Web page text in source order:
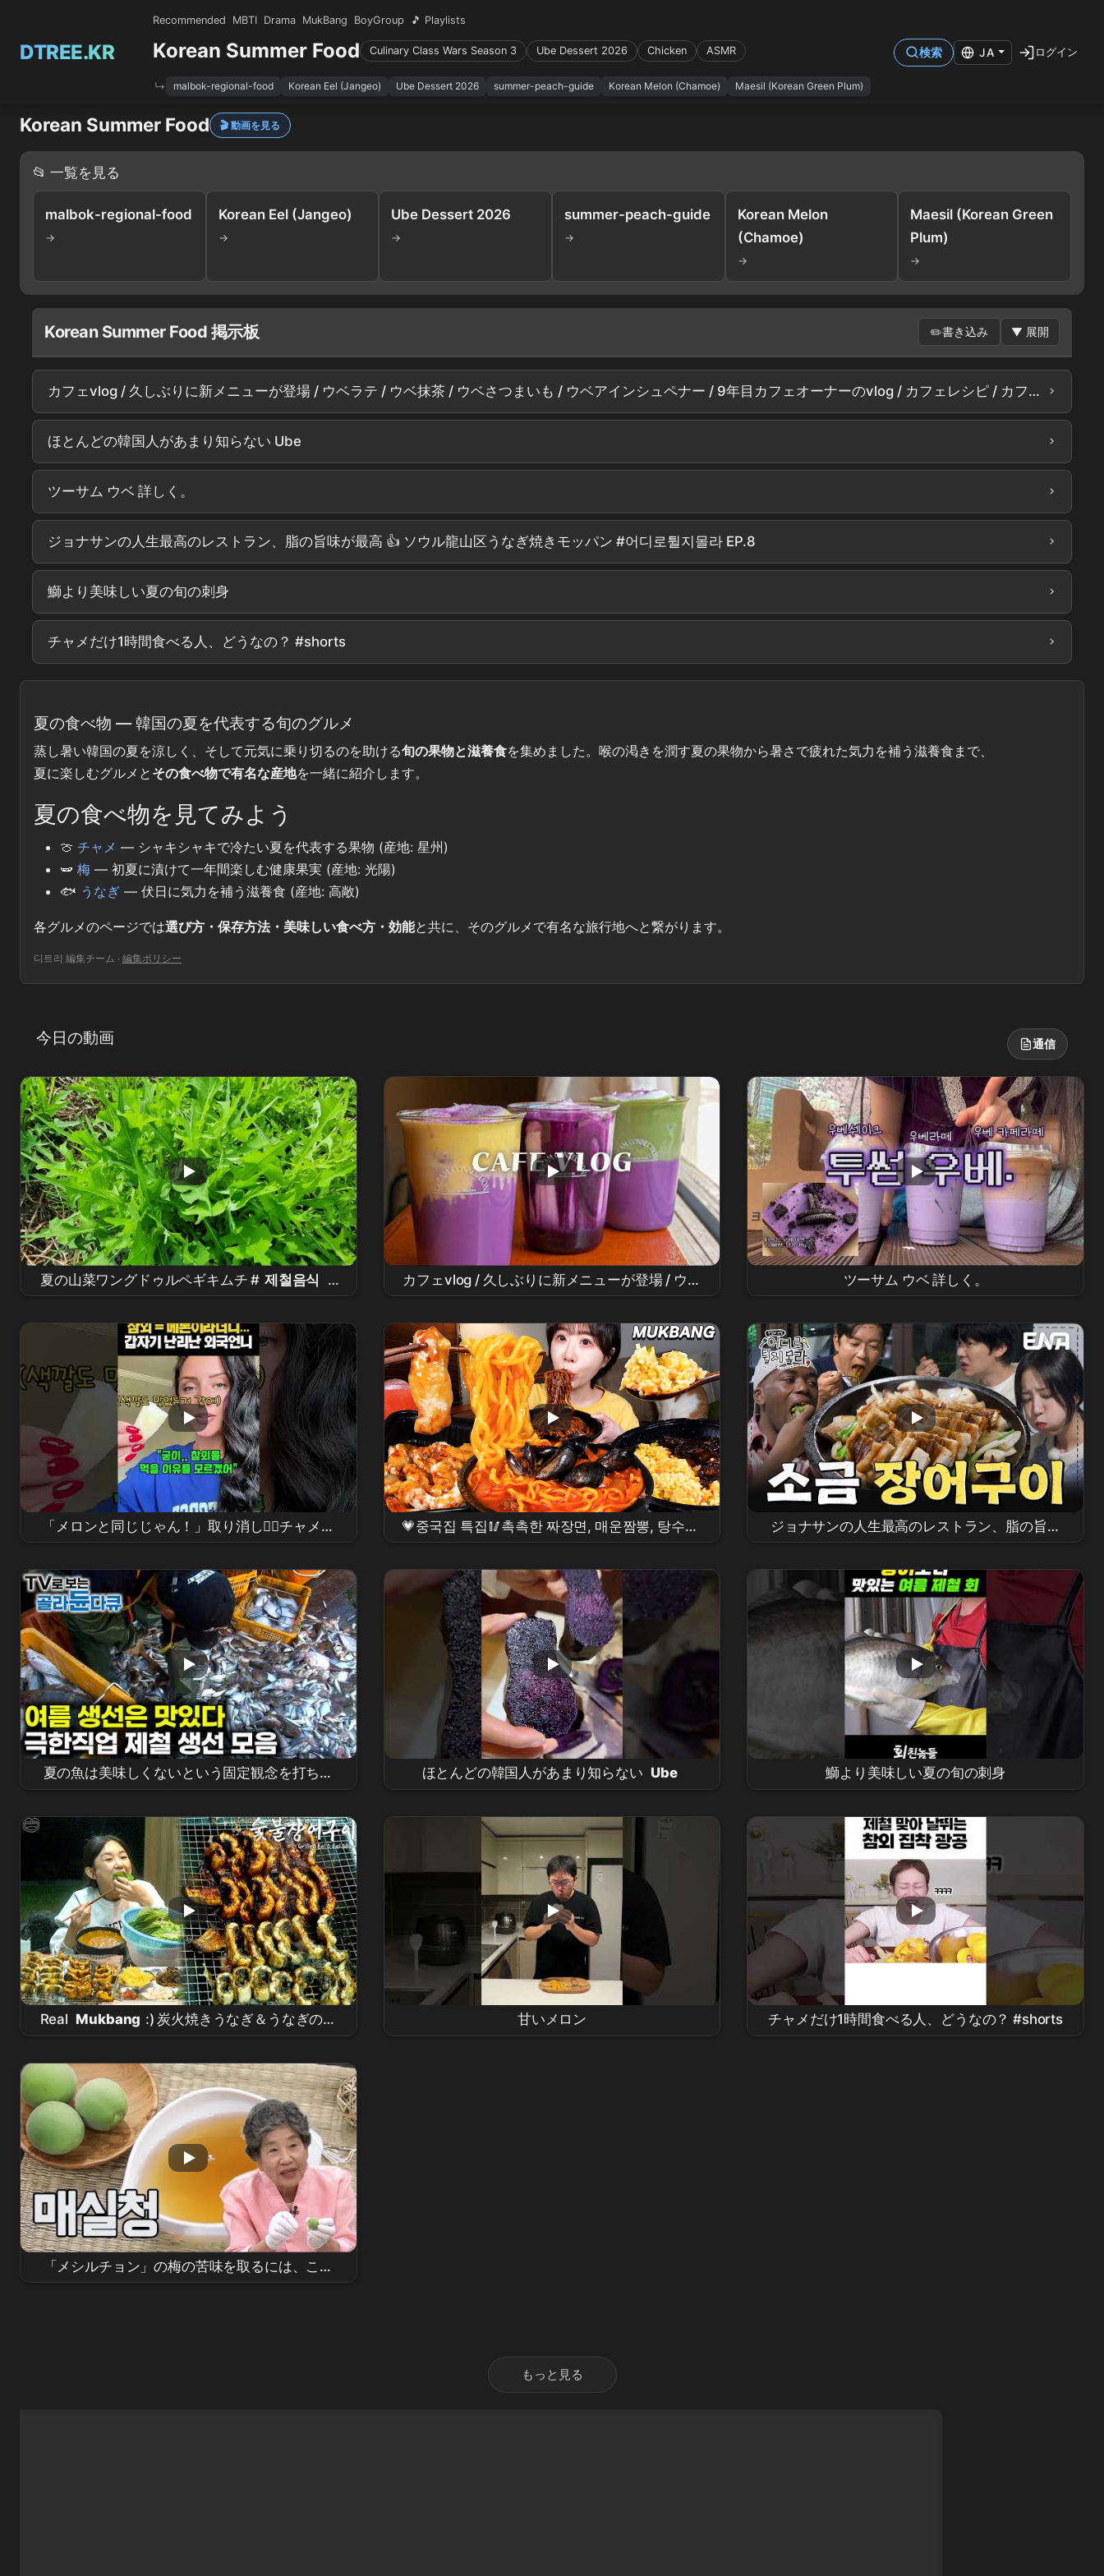
DTREE.KR
Recommended MBTI Drama MukBang BoyGroup 🎵 Playlists
Korean Summer Food Culinary Class Wars Season 3 Ube Dessert 2026 Chicken ASMR
malbok-regional-food Korean Eel (Jangeo) Ube Dessert 2026 summer-peach-guide Korean Melon (Chamoe) Maesil (Korean Green Plum)
検索 JA ログイン
Korean Summer Food 🎬 動画を見る
📂 一覧を見る
malbok-regional-food
→
Korean Eel (Jangeo)
→
Ube Dessert 2026
→
summer-peach-guide
→
Korean Melon
(Chamoe)
→
Maesil (Korean Green
Plum)
→
Korean Summer Food 掲示板 ✏️書き込み ▼ 展開
カフェvlog / 久しぶりに新メニューが登場 / ウベラテ / ウベ抹茶 / ウベさつまいも / ウベアインシュペナー / 9年目カフェオーナーのvlog / カフェレシピ / カフェドリンク / カフェメニュー ›
ほとんどの韓国人があまり知らない Ube ›
ツーサム ウベ 詳しく。 ›
ジョナサンの人生最高のレストラン、脂の旨味が最高 👍 ソウル龍山区うなぎ焼きモッパン #어디로튈지몰라 EP.8 ›
鰤より美味しい夏の旬の刺身 ›
チャメだけ1時間食べる人、どうなの？ #shorts ›
夏の食べ物 — 韓国の夏を代表する旬のグルメ
蒸し暑い韓国の夏を涼しく、そして元気に乗り切るのを助ける旬の果物と滋養食を集めました。喉の渇きを潤す夏の果物から暑さで疲れた気力を補う滋養食まで、
夏に楽しむグルメと その食べ物で有名な産地を一緒に紹介します。
夏の食べ物を見てみよう
🍈 チャメ — シャキシャキで冷たい夏を代表する果物 (産地: 星州)
🫛 梅 — 初夏に漬けて一年間楽しむ健康果実 (産地: 光陽)
🐟 うなぎ — 伏日に気力を補う滋養食 (産地: 高敞)
各グルメのページでは選び方・保存方法・美味しい食べ方・効能と共に、そのグルメで有名な旅行地へと繋がります。
디트리 編集チーム · 編集ポリシー
今日の動画 通信
夏の山菜ワングドゥルペギキムチ # 제철음식
#
들나물 #반찬 #koreanfood
カフェvlog / 久しぶりに新メニューが登場 / ウベ
ラテ / ウベ抹茶 / ウベさつまいも / ウベアインシ
レシピ / カフェドリンク / カフェメニュー
ツーサム ウベ 詳しく。
「メロンと同じじゃん！」取り消し🙅‍♀️チャメの
本当の味を知ってしまった外国人オンニのリア
💗중국집 특집🥢촉촉한 짜장면, 매운짬뽕, 탕수육,
볶음밥 먹방 ❤️ Jjajangmyeon, Spicy
ジョナサンの人生最高のレストラン、脂の旨味
が最高 👍 ソウル龍山区うなぎ焼きモッパン #어
夏の魚は美味しくないという固定観念を打ち破
った旬の夏の魚たち | ニベからスズキまで、極限
듄다큐
ほとんどの韓国人があまり知らない Ube 鰤より美味しい夏の旬の刺身
Real Mukbang :) 炭火焼きうなぎ＆うなぎの煮
込み ☆ 韓国のヘルシーソウルフード
甘いメロン チャメだけ1時間食べる人、どうなの？ #shorts
「メシルチョン」の梅の苦味を取るには、これ
を取る必要があります (ホン・サンリ #アルトラ
もっと見る